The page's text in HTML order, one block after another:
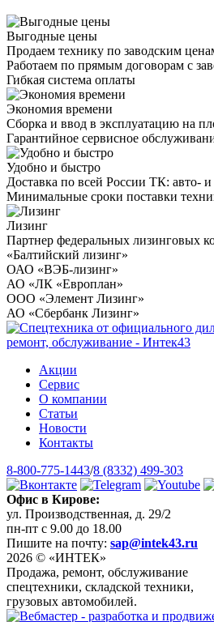
Выгодные цены
Продаем технику по заводским
Работаем по прямым договорам с
Гибкая система оплаты
Экономия времени
Сборка и ввод в эксплуатацию на
Гарантийное сервисное
Удобно и быстро
Доставка по всей России ТК: авто-
Минимальные сроки поставки
Лизинг
Партнер федеральных лизинговых
«Балтийский лизинг»
ОАО «ВЭБ-лизинг»
АО «ЛК «Европлан»
ООО «Элемент Лизинг»
АО «Сбербанк Лизинг»
Акции
Сервис
О компании
Статьи
Новости
Контакты
8-800-775-1443/8 (8332) 499-303
Офис в Кирове:
ул. Производственная, д. 29/2
пн-пт с 9.00 до 18.00
Пишите на почту: sap@intek43.ru
2026 © «ИНТЕК»
Продажа, ремонт, обслуживание
спецтехники, складской техники,
грузовых автомобилей.